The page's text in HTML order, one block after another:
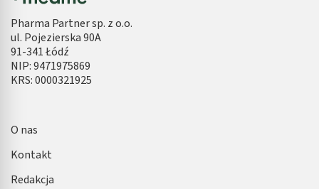
Pharma Partner sp. z o.o.
ul. Pojezierska 90A
91-341 Łódź
NIP: 9471975869
KRS: 0000321925
O nas
Kontakt
Redakcja